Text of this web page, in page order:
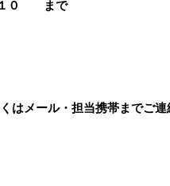
０ まで
はメール・担当携帯までご連